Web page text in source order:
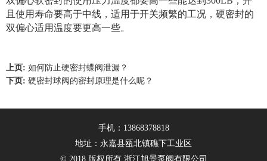
且使用寿命要高于中线，适用于开关频繁的工况，硬密封的
双偏心适用温度要更高一些。
上页: 如何防止硬密封蝶阀泄漏？
下页: 硬密封球阀的密封原理是什么呢？
手机：13868378818
地址：永嘉县瓯北镇礁下工业区
© 2018 版权所有 浙江旭景泵阀有限公司